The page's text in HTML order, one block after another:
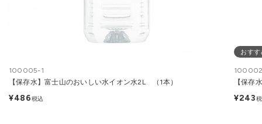
100005-1
【保存水】富士山のおいしい水イオン水2L （1本）
¥486税込
おすす
【保存
¥243